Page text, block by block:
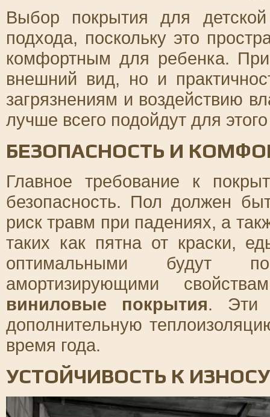
Выбор покрытия для детской
подхода, поскольку это
комфортным для ребенка.
внешний вид, но и
загрязнениям и воздействию
лучше всего подойдут для
БЕЗОПАСНОСТЬ И
Главное требование к
безопасность. Пол должен
риск травм при падениях, а
таких как пятна от краски,
оптимальными будут
амортизирующими
виниловые покрытия. Эти
дополнительную
время года.
УСТОЙЧИВОСТЬ К